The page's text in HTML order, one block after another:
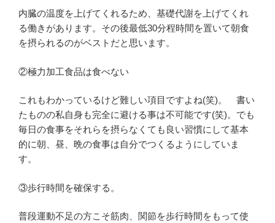
内臓の温度を上げてくれるため、基礎代謝を上げてくれ
る働きがあります。その後最低30分程時間を置いて朝食
を摂られるのがベストだと思います。
②極力加工食品は食べない
これもわかっているけど難しい項目ですよね(笑)。 書い
たものの私自身も完全に避ける事は不可能です(笑)。でも
毎日の食事をそれらを摂らなくても良い習慣にして基本
的に朝、昼、晩の食事は自分でつくるようにしていま
す。
③歩行時間を確保する。
普段運動不足の方こそ筋肉、関節を歩行時間をもって使